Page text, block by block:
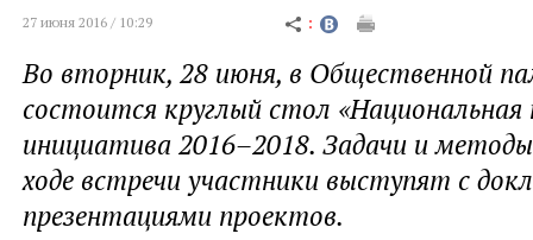
27 июня 2016 / 10:29
Во вторник, 28 июня, в Общественной
состоится круглый стол
инициатива 2016–2018. Задачи и
ходе встречи участники выступят с
презентациями проектов.